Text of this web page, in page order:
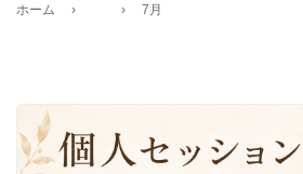
ホーム › › 7月